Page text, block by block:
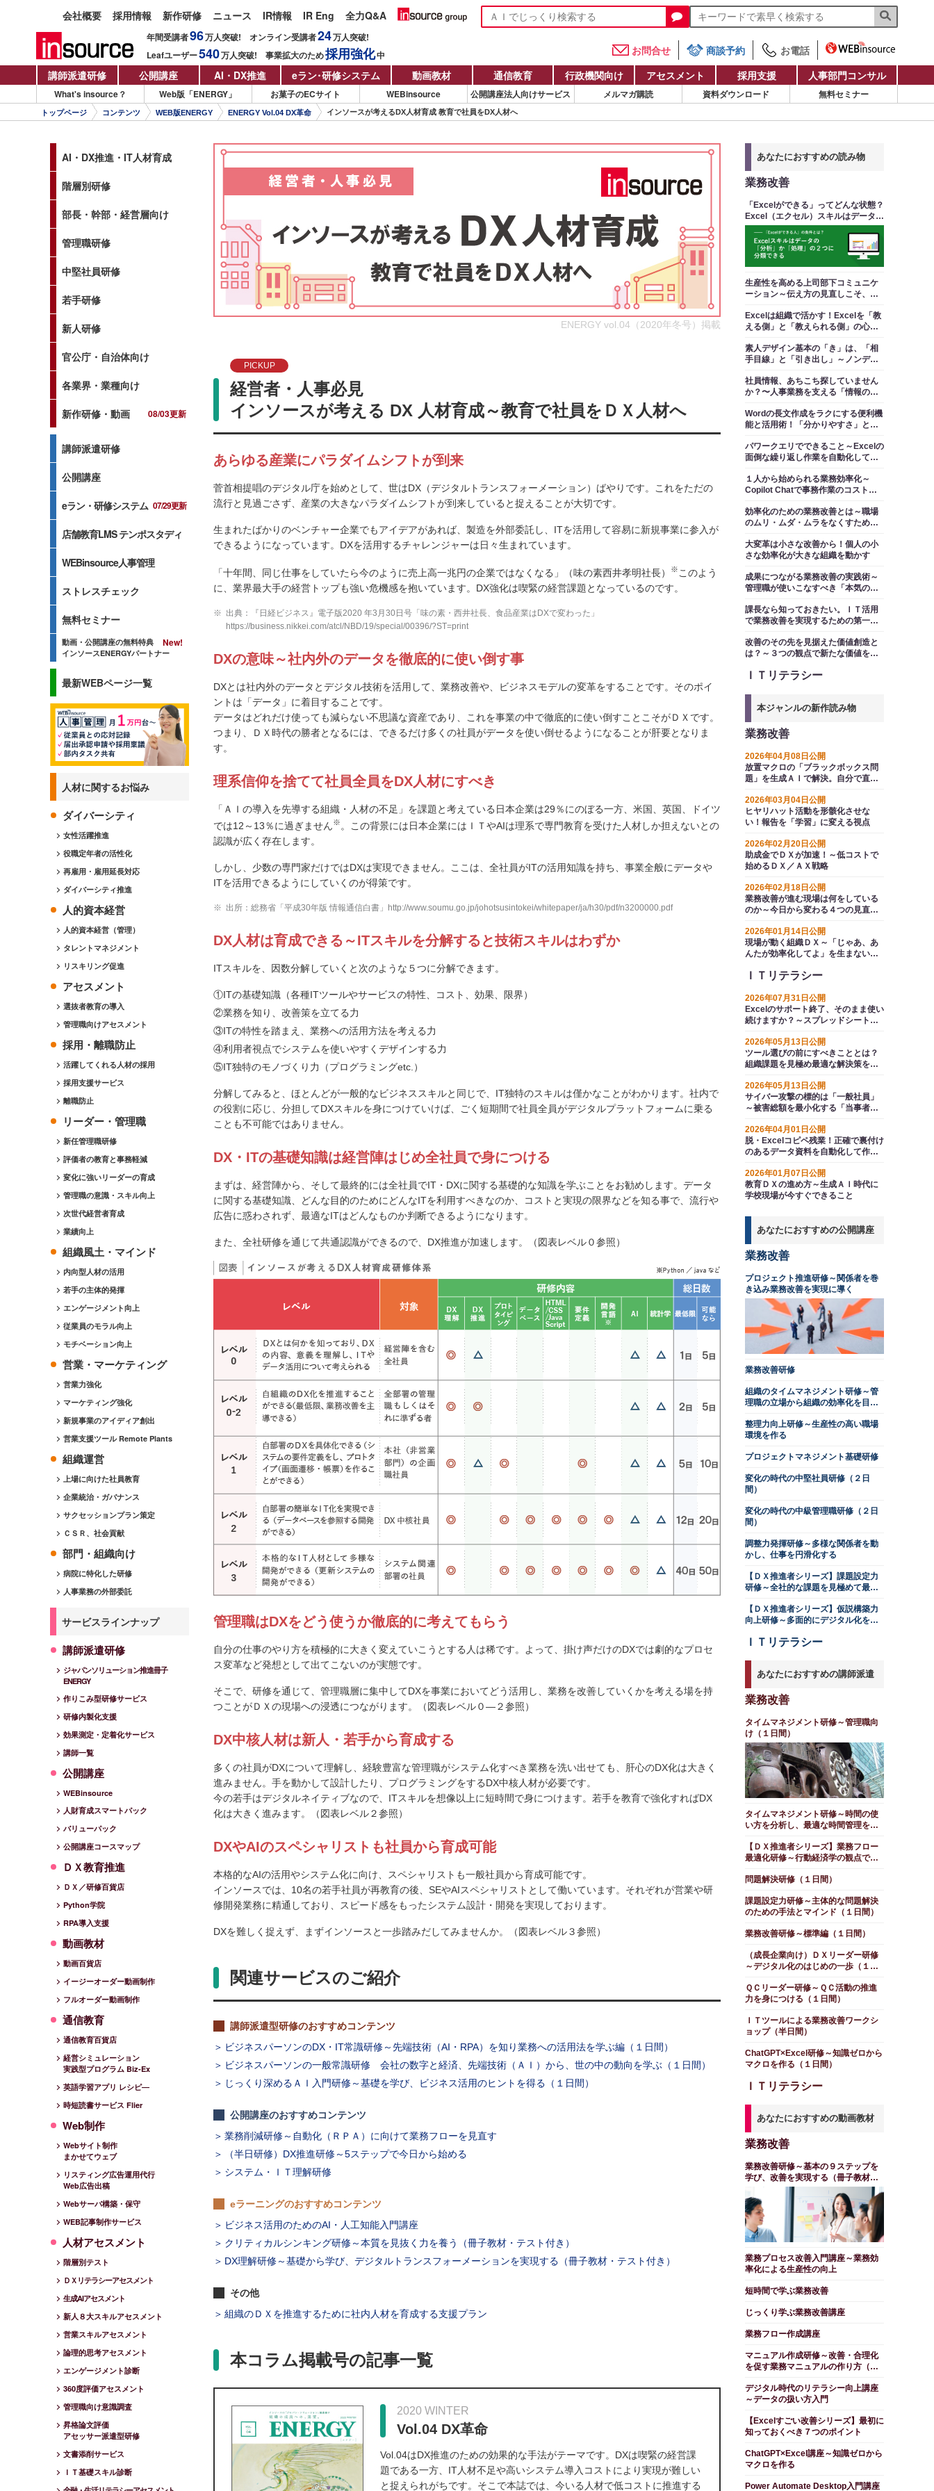
会社概要 採用情報 新作研修 ニュース IR情報 IR Eng 全力Q&A
年間受講者96万人突破! オンライン受講者24万人突破!
Leafユーザー540万人突破! 事業拡大のため採用強化中 お問合せ 商談予約
お電話
講師派遣研修
公開講座 AI・DX推進 eラン・研修システム 動画教材 通信教育 行政機関向け アセスメント 採用支援 人事部門コンサル
What's insource？ Web版「ENERGY」 お菓子のECサイト WEBinsource 公開講座法人向けサービス メルマガ購読 資料ダウンロード 無料セミナー
トップページ コンテンツ WEB版ENERGY ENERGY Vol.04 DX革命 インソースが考えるDX人材育成 教育で社員をDX人材へ
ENERGY vol.04（2020年冬号）掲載
PICKUP
経営者・人事必見
インソースが考える DX 人材育成～教育で社員をＤＸ人材へ
あらゆる産業にパラダイムシフトが到来
菅首相提唱のデジタル庁を始めとして、世はDX（デジタルトランスフォーメーション）ばやりです。これをただの
流行と見過ごさず、産業の大きなパラダイムシフトが到来していると捉えることが大切です。
生まれたばかりのベンチャー企業でもアイデアがあれば、製造を外部委託し、ITを活用して容易に新規事業に参入が
できるようになっています。DXを活用するチャレンジャーは日々生まれています。
「十年間、同じ仕事をしていたら今のように売上高一兆円の企業ではなくなる」（味の素西井孝明社長） ※ このよう
に、業界最大手の経営トップも強い危機感を抱いています。DX強化は喫緊の経営課題となっているのです。
出典：『日経ビジネス』電子版2020 年3月30日号「味の素・西井社長、食品産業はDXで変わった」
https://business.nikkei.com/atcl/NBD/19/special/00396/?ST=print
DXの意味～社内外のデータを徹底的に使い倒す事
DXとは社内外のデータとデジタル技術を活用して、業務改善や、ビジネスモデルの変革をすることです。そのポイ
ントは「データ」に着目することです。
データはどれだけ使っても減らない不思議な資産であり、これを事業の中で徹底的に使い倒すことこそがＤＸです。
つまり、ＤＸ時代の勝者となるには、できるだけ多くの社員がデータを使い倒せるようになることが肝要となりま
す。
理系信仰を捨てて社員全員をDX人材にすべき
「ＡＩの導入を先導する組織・人材の不足」を課題と考えている日本企業は29％にのぼる一方、米国、英国、ドイツ
では12～13％に過ぎません※ 。この背景には日本企業にはＩＴやAIは理系で専門教育を受けた人材しか担えないとの
認識が広く存在します。
しかし、少数の専門家だけではDXは実現できません。ここは、全社員がITの活用知識を持ち、事業全般にデータや
ITを活用できるようにしていくのが得策です。
出所：総務省「平成30年版 情報通信白書」http://www.soumu.go.jp/johotsusintokei/whitepaper/ja/h30/pdf/n3200000.pdf
DX人材は育成できる～ITスキルを分解すると技術スキルはわずか
ITスキルを、因数分解していくと次のような５つに分解できます。
①ITの基礎知識（各種ITツールやサービスの特性、コスト、効果、限界）
②業務を知り、改善策を立てる力
③ITの特性を踏まえ、業務への活用方法を考える力
④利用者視点でシステムを使いやすくデザインする力
⑤IT独特のモノづくり力（プログラミングetc.）
分解してみると、ほとんどが一般的なビジネススキルと同じで、IT独特のスキルは僅かなことがわかります。社内で
の役割に応じ、分担してDXスキルを身につけていけば、ごく短期間で社員全員がデジタルプラットフォームに乗る
ことも不可能ではありません。
DX・ITの基礎知識は経営陣はじめ全社員で身につける
まずは、経営陣から、そして最終的には全社員でIT・DXに関する基礎的な知識を学ぶことをお勧めします。データ
に関する基礎知識、どんな目的のためにどんなITを利用すべきなのか、コストと実現の限界などを知る事で、流行や
広告に惑わされず、最適なITはどんなものか判断できるようになります。
また、全社研修を通じて共通認識ができるので、DX推進が加速します。（図表レベル０参照）
管理職はDXをどう使うか徹底的に考えてもらう
自分の仕事のやり方を積極的に大きく変えていこうとする人は稀です。よって、掛け声だけのDXでは劇的なプロセ
ス変革など発想として出てこないのが実態です。
そこで、研修を通じて、管理職層に集中してDXを事業においてどう活用し、業務を改善していくかを考える場を持
つことがＤＸの現場への浸透につながります。（図表レベル０―２参照）
DX中核人材は新人・若手から育成する
多くの社員がDXについて理解し、経験豊富な管理職がシステム化すべき業務を洗い出せても、肝心のDX化は大きく
進みません。手を動かして設計したり、プログラミングをするDX中核人材が必要です。
今の若手はデジタルネイティブなので、ITスキルを想像以上に短時間で身につけます。若手を教育で強化すればDX
化は大きく進みます。（図表レベル２参照）
DXやAIのスペシャリストも社員から育成可能
本格的なAIの活用やシステム化に向け、スペシャリストも一般社員から育成可能です。
インソースでは、10名の若手社員が再教育の後、SEやAIスペシャリストとして働いています。それぞれが営業や研
修開発業務に精通しており、スピード感をもったシステム設計・開発を実現しております。
DXを難しく捉えず、まずインソースと一歩踏みだしてみませんか。（図表レベル３参照）
関連サービスのご紹介
講師派遣型研修のおすすめコンテンツ
ビジネスパーソンのDX・IT常識研修～先端技術（AI・RPA）を知り業務への活用法を学ぶ編（１日間）
ビジネスパーソンの一般常識研修 会社の数字と経済、先端技術（ＡＩ）から、世の中の動向を学ぶ（１日間）
じっくり深めるＡＩ入門研修～基礎を学び、ビジネス活用のヒントを得る（１日間）
公開講座のおすすめコンテンツ
業務削減研修～自動化（ＲＰＡ）に向けて業務フローを見直す
（半日研修）DX推進研修～5ステップで今日から始める
システム・ＩＴ理解研修
eラーニングのおすすめコンテンツ
ビジネス活用のためのAI・人工知能入門講座
クリティカルシンキング研修～本質を見抜く力を養う（冊子教材・テスト付き）
DX理解研修～基礎から学び、デジタルトランスフォーメーションを実現する（冊子教材・テスト付き）
その他
組織のＤＸを推進するために社内人材を育成する支援プラン
本コラム掲載号の記事一覧
2020 WINTER
Vol.04 DX革命
Vol.04はDX推進のための効果的な手法がテーマです。DXは喫緊の経営課
題である一方、IT人材不足や高いシステム導入コストにより実現が難しい
と捉えられがちです。そこで本誌では、今いる人材で低コストに推進する
AI・DX推進・IT人材育成
階層別研修
部長・幹部・経営層向け
管理職研修
中堅社員研修
若手研修
新人研修
官公庁・自治体向け
各業界・業種向け
新作研修・動画 08/03更新
講師派遣研修
公開講座
eラン・研修システム 07/29更新
店舗教育LMS テンポスタディ
WEBinsource人事管理
ストレスチェック
無料セミナー
動画・公開講座の無料特典
インソースENERGYパートナー
最新WEBページ一覧
人材に関するお悩み
ダイバーシティ
女性活躍推進
役職定年者の活性化
再雇用・雇用延長対応
ダイバーシティ推進
人的資本経営
人的資本経営（管理）
タレントマネジメント
リスキリング促進
アセスメント
選抜者教育の導入
管理職向けアセスメント
採用・離職防止
活躍してくれる人材の採用
採用支援サービス
離職防止
リーダー・管理職
新任管理職研修
評価者の教育と事務軽減
変化に強いリーダーの育成
管理職の意識・スキル向上
次世代経営者育成
業績向上
組織風土・マインド
内向型人材の活用
若手の主体的発揮
エンゲージメント向上
従業員のモラル向上
モチベーション向上
営業・マーケティング
営業力強化
マーケティング強化
新規事業のアイディア創出
営業支援ツール Remote Plants
組織運営
上場に向けた社員教育
企業統治・ガバナンス
サクセッションプラン策定
ＣＳＲ、社会貢献
部門・組織向け
病院に特化した研修
人事業務の外部委託
サービスラインナップ
講師派遣研修
ジャパンソリューション推進冊子
ENERGY
作りこみ型研修サービス
研修内製化支援
効果測定・定着化サービス
講師一覧
公開講座
WEBinsource
人財育成スマートパック
バリューパック
公開講座コースマップ
ＤＸ教育推進
ＤＸ／研修百貨店
Python学院
RPA導入支援
動画教材
動画百貨店
イージーオーダー動画制作
フルオーダー動画制作
通信教育
通信教育百貨店
経営シミュレーション
実践型プログラム Biz-Ex
英語学習アプリ レシピ―
時短読書サービス Flier
Web制作
Webサイト制作
まかせてウェブ
リスティング広告運用代行
Web広告出稿
Webサーバ構築・保守
WEB記事制作サービス
人材アセスメント
階層別テスト
ＤＸリテラシーアセスメント
生成AIアセスメント
新人８大スキルアセスメント
営業スキルアセスメント
論理的思考アセスメント
エンゲージメント診断
360度評価アセスメント
管理職向け意識調査
昇格論文評価
アセッサー派遣型研修
文書添削サービス
ＩＴ基礎スキル診断
あなたにおすすめの読み物
業務改善
「Excelができる」ってどんな状態？
Excel（エクセル）スキルはデータの
「分析」か「処理」の２つに分類で
きる
生産性を高める上司部下コミュニケ
ーション～伝え方の見直しこそ、最
Excelは組織で活かす！Excelを「教
える側」と「教えられる側」の心理
素人デザイン基本の「き」は、「相
手目線」と「引き出し」～ノンデザ
１
社員情報、あちこち探していません
か？〜人事業務を支える「情報の一
Wordの長文作成をラクにする便利機
能と活用術！「分かりやすさ」と
の作り方
パワークエリでできること～Excelの
面倒な繰り返し作業を自動化して時
１人から始められる業務効率化～
Copilot Chatで事務作業のコストを
効率化のための業務改善とは～職場
のムリ・ムダ・ムラをなくすために
大変革は小さな改善から！個人の小
さな効率化が大きな組織を動かす
成果につながる業務改善の実践術～
管理職が使いこなすべき「本気のＰ
課長なら知っておきたい。ＩＴ活用
で業務改善を実現するための第一歩
改善のその先を見据えた価値創造と
は？～３つの観点で新たな価値を届
ＩＴリテラシー
本ジャンルの新作読み物
業務改善
2026年04月08日公開
放置マクロの「ブラックボックス問
題」を生成ＡＩで解決。自分で直せ
2026年03月04日公開
ヒヤリハット活動を形骸化させな
い！報告を「学習」に変える視点
2026年02月20日公開
助成金でＤＸが加速！～低コストで
始めるＤＸ／ＡＸ戦略
2026年02月18日公開
業務改善が進む現場は何をしている
のか～今日から変わる４つの見直し
2026年01月14日公開
現場が動く組織ＤＸ～「じゃあ、あ
んたが効率化してよ」を生まない仕
ＩＴリテラシー
2026年07月31日公開
Excelのサポート終了、そのまま使い
続けますか？～スプレッドシートと
2026年05月13日公開
ツール選びの前にすべきこととは？
組織課題を見極め最適な解決策を導
2026年05月13日公開
サイバー攻撃の標的は「一般社員」
～被害総額を最小化する「当事者意
2026年04月01日公開
脱・Excelコピペ残業！正確で裏付け
のあるデータ資料を自動化して作る
2026年01月07日公開
教育ＤＸの進め方～生成ＡＩ時代に
学校現場が今すぐできること
あなたにおすすめの公開講座
業務改善
プロジェクト推進研修～関係者を巻
き込み業務改善を実現に導く
業務改善研修
組織のタイムマネジメント研修～管
理職の立場から組織の効率化を目指
整理力向上研修～生産性の高い職場
環境を作る
プロジェクトマネジメント基礎研修
変化の時代の中堅社員研修（２日
間）
変化の時代の中級管理職研修（２日
間）
調整力発揮研修～多様な関係者を動
かし、仕事を円滑化する
【ＤＸ推進者シリーズ】課題設定力
研修～全社的な課題を見極めて最適
【ＤＸ推進者シリーズ】仮説構築力
向上研修～多面的にデジタル化を考
ＩＴリテラシー
あなたにおすすめの講師派遣
業務改善
タイムマネジメント研修～管理職向
け（１日間）
タイムマネジメント研修～時間の使
い方を分析し、最適な時間管理を考
【ＤＸ推進者シリーズ】業務フロー
最適化研修～行動経済学の観点で検
問題解決研修（１日間）
課題設定力研修～主体的な問題解決
のための手法とマインド（１日間）
業務改善研修～標準編（１日間）
（成長企業向け）ＤＸリーダー研修
～デジタル化のはじめの一歩（１日
ＱＣリーダー研修～ＱＣ活動の推進
力を身につける（１日間）
ＩＴツールによる業務改善ワークシ
ョップ（半日間）
ChatGPT×Excel研修～知識ゼロから
マクロを作る（１日間）
ＩＴリテラシー
あなたにおすすめの動画教材
業務改善
業務改善研修～基本の９ステップを
学び、改善を実現する（冊子教材・
テスト付き）
業務プロセス改善入門講座～業務効
率化による生産性の向上
短時間で学ぶ業務改善
じっくり学ぶ業務改善講座
業務フロー作成講座
マニュアル作成研修～改善・合理化
を促す業務マニュアルの作り方（冊
デジタル時代のリテラシー向上講座
～データの扱い方入門
【Excelすごい改善シリーズ】最初に
知っておくべき７つのポイント
ChatGPT×Excel講座～知識ゼロから
マクロを作る
Power Automate Desktop入門講座